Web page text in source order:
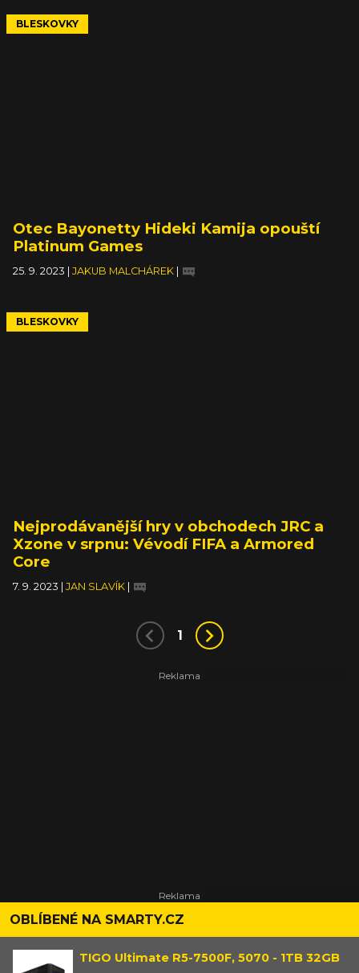
BLESKOVKY
Otec Bayonetty Hideki Kamija opouští
Platinum Games
25. 9. 2023 JAKUB MALCHÁREK
BLESKOVKY
Nejprodávanější hry v obchodech JRC a
Xzone v srpnu: Vévodí FIFA a Armored
Core
7. 9. 2023 JAN SLAVÍK
1
OBLÍBENÉ NA SMARTY.CZ
TIGO Ultimate R5-7500F, 5070 - 1TB 32GB